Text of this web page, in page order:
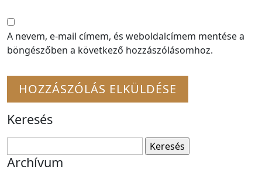
A nevem, e-mail címem, és weboldalcímem mentése a
böngészőben a következő hozzászólásomhoz.
Keresés
Archívum